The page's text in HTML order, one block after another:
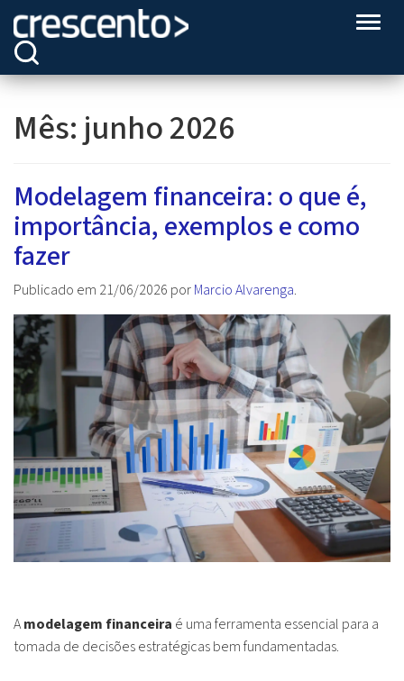
Mês: junho 2026
Modelagem financeira: o que é,
importância, exemplos e como
fazer
Publicado em 21/06/2026 porMarcio Alvarenga.
Amodelagem financeira é uma ferramenta essencial para a
tomada de decisões estratégicas bem fundamentadas.